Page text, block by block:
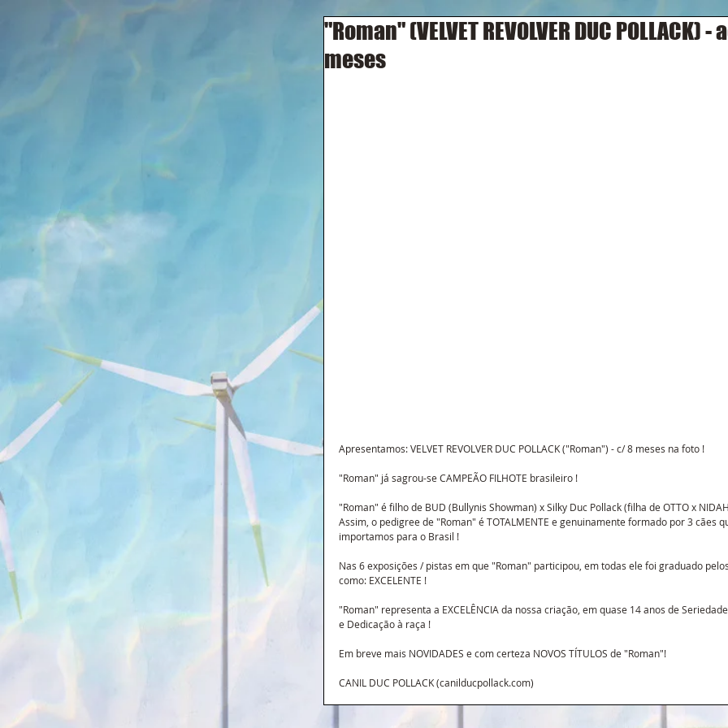
"Roman" (VELVET REVOLVER DUC POLLACK) -
meses
Apresentamos: VELVET REVOLVER DUC POLLACK ("Roman") - c/ 8 meses na foto !
"Roman" já sagrou-se CAMPEÃO FILHOTE brasileiro !
"Roman" é filho de BUD (Bullynis Showman) x Silky Duc Pollack (filha de OTTO x
Assim, o pedigree de "Roman" é TOTALMENTE e genuinamente formado por 3 cães
importamos para o Brasil !
Nas 6 exposições / pistas em que "Roman" participou, em todas ele foi graduado
como: EXCELENTE !
"Roman" representa a EXCELÊNCIA da nossa criação, em quase 14 anos de
e Dedicação à raça !
Em breve mais NOVIDADES e com certeza NOVOS TÍTULOS de "Roman"!
CANIL DUC POLLACK (canilducpollack.com)